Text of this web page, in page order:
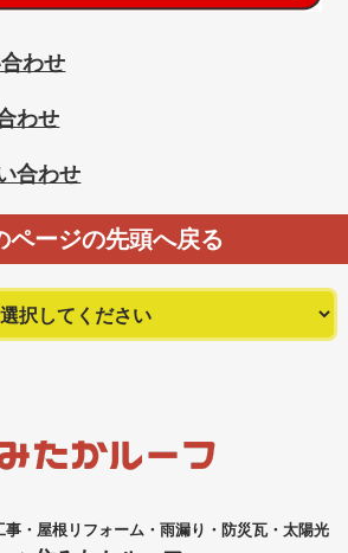
わせ
わせ
合わせ
ページの先頭へ戻る
・屋根リフォーム・雨漏り・防災瓦・太陽光